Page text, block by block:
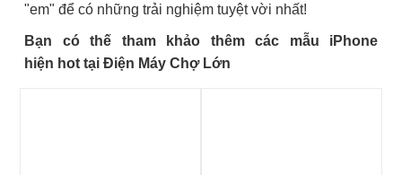
"em" để có những trải nghiệm tuyệt vời nhất!
Bạn có thế tham khảo thêm các mẫu iPhone
hiện hot tại Điện Máy Chợ Lớn